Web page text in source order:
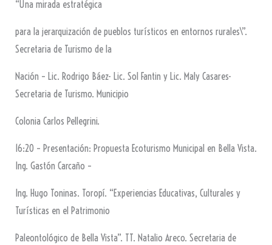
“Una mirada estratégica
para la jerarquización de pueblos turísticos en entornos rurales\”.
Secretaria de Turismo de la
Nación – Lic. Rodrigo Báez- Lic. Sol Fantin y Lic. Maly Casares-
Secretaria de Turismo. Municipio
Colonia Carlos Pellegrini.
16:20 – Presentación: Propuesta Ecoturismo Municipal en Bella Vista.
Ing. Gastón Carcaño –
Ing. Hugo Toninas. Toropí. “Experiencias Educativas, Culturales y
Turísticas en el Patrimonio
Paleontológico de Bella Vista”. TT. Natalio Areco. Secretaria de